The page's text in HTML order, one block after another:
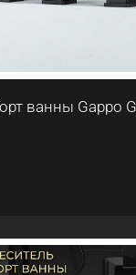
ванны Gappo